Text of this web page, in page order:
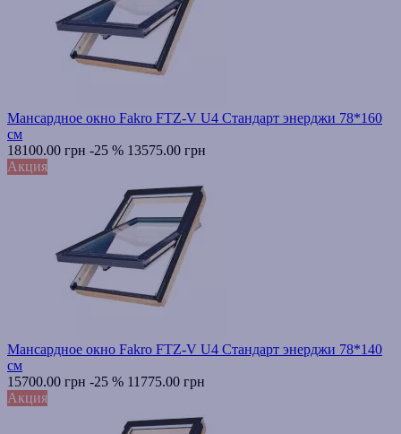
Мансардное окно Fakro FTZ-V U4 Стандарт энерджи 78*160
см
18100.00 грн -25 % 13575.00 грн
Акция
Мансардное окно Fakro FTZ-V U4 Стандарт энерджи 78*140
см
15700.00 грн -25 % 11775.00 грн
Акция